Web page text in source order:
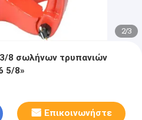
2/3
8 σωλήνων τρυπανιών
5/8»
Επικοινωνήστε